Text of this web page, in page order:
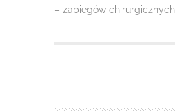
– zabiegów chirurgicznych